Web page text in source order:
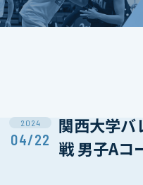
2024
04/22
関西⼤学バ
戦 男子Aコ